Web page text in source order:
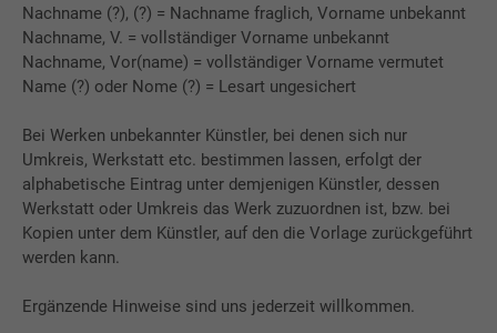
Nachname (?), (?) = Nachname fraglich, Vorname unbekannt
Nachname, V. = vollständiger Vorname unbekannt
Nachname, Vor(name) = vollständiger Vorname vermutet
Name (?) oder Nome (?) = Lesart ungesichert
Bei Werken unbekannter Künstler, bei denen sich nur
Umkreis, Werkstatt etc. bestimmen lassen, erfolgt der
alphabetische Eintrag unter demjenigen Künstler, dessen
Werkstatt oder Umkreis das Werk zuzuordnen ist, bzw. bei
Kopien unter dem Künstler, auf den die Vorlage zurückgeführt
werden kann.
Ergänzende Hinweise sind uns jederzeit willkommen.